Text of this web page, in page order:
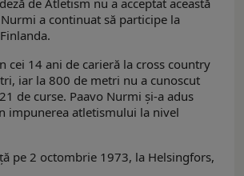
a continuat să participe la
cei 14 ani de carieră la cross country
iar la 800 de metri nu a cunoscut
de curse. Paavo Nurmi şi-a adus
impunerea atletismului la nivel
pe 2 octombrie 1973, la Helsingfors,